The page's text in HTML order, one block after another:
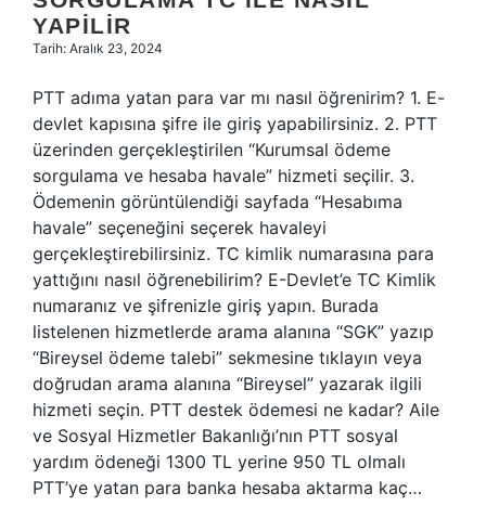
YAPILIR
Tarih: Aralık 23, 2024
PTT adıma yatan para var mı nasıl öğrenirim? 1. E-
devlet kapısına şifre ile giriş yapabilirsiniz. 2. PTT
üzerinden gerçekleştirilen “Kurumsal ödeme
sorgulama ve hesaba havale” hizmeti seçilir. 3.
Ödemenin görüntülendiği sayfada “Hesabıma
havale” seçeneğini seçerek havaleyi
gerçekleştirebilirsiniz. TC kimlik numarasına para
yattığını nasıl öğrenebilirim? E-Devlet’e TC Kimlik
numaranız ve şifrenizle giriş yapın. Burada
listelenen hizmetlerde arama alanına “SGK” yazıp
“Bireysel ödeme talebi” sekmesine tıklayın veya
doğrudan arama alanına “Bireysel” yazarak ilgili
hizmeti seçin. PTT destek ödemesi ne kadar? Aile
ve Sosyal Hizmetler Bakanlığı’nın PTT sosyal
yardım ödeneği 1300 TL yerine 950 TL olmalı
PTT’ye yatan para banka hesaba aktarma kaç…